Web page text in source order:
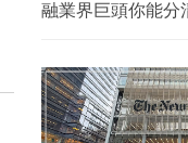
融業界巨頭你能分